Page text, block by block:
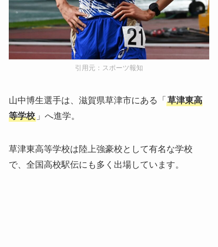
引用元：スポーツ報知
山中博生選手は、滋賀県草津市にある「 草津東高
等学校」へ進学。
草津東高等学校は陸上強豪校として有名な学校
で、全国高校駅伝にも多く出場しています。